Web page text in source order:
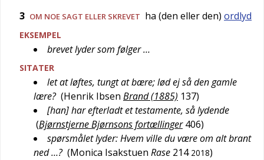
3 OM NOE SAGT ELLER SKREVET ha (den eller den) ordlyd
EKSEMPEL
brevet lyder som følger …
SITATER
let at løftes, tungt at bære; lød ej så den gamle
lære? (Henrik Ibsen Brand (1885) 137)
[han] har efterladt et testamente, så lydende
(Bjørnstjerne Bjørnsons fortællinger 406)
spørsmålet lyder: Hvem ville du være om alt brant
ned …? (Monica Isakstuen Rase 214 2018)